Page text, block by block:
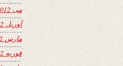
می 2012
آوریل 2012
مارس 2012
فوریه 2012